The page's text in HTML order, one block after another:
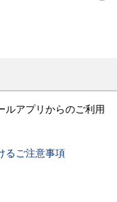
ルアプリからのご利用
るご注意事項